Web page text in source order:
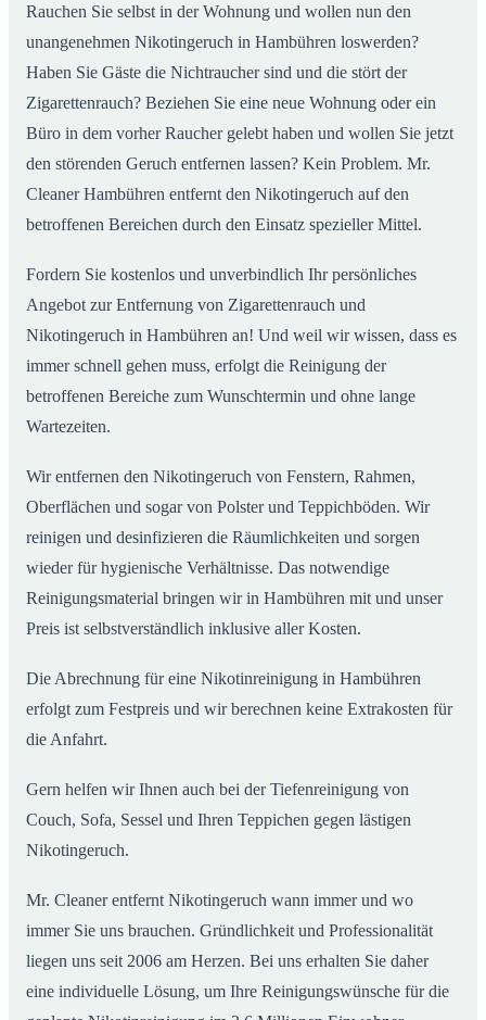
Rauchen Sie selbst in der Wohnung und wollen nun den
unangenehmen Nikotingeruch in Hambühren loswerden?
Haben Sie Gäste die Nichtraucher sind und die stört der
Zigarettenrauch? Beziehen Sie eine neue Wohnung oder ein
Büro in dem vorher Raucher gelebt haben und wollen Sie jetzt
den störenden Geruch entfernen lassen? Kein Problem. Mr.
Cleaner Hambühren entfernt den Nikotingeruch auf den
betroffenen Bereichen durch den Einsatz spezieller Mittel.
Fordern Sie kostenlos und unverbindlich Ihr persönliches
Angebot zur Entfernung von Zigarettenrauch und
Nikotingeruch in Hambühren an! Und weil wir wissen, dass es
immer schnell gehen muss, erfolgt die Reinigung der
betroffenen Bereiche zum Wunschtermin und ohne lange
Wartezeiten.
Wir entfernen den Nikotingeruch von Fenstern, Rahmen,
Oberflächen und sogar von Polster und Teppichböden. Wir
reinigen und desinfizieren die Räumlichkeiten und sorgen
wieder für hygienische Verhältnisse. Das notwendige
Reinigungsmaterial bringen wir in Hambühren mit und unser
Preis ist selbstverständlich inklusive aller Kosten.
Die Abrechnung für eine Nikotinreinigung in Hambühren
erfolgt zum Festpreis und wir berechnen keine Extrakosten für
die Anfahrt.
Gern helfen wir Ihnen auch bei der Tiefenreinigung von
Couch, Sofa, Sessel und Ihren Teppichen gegen lästigen
Nikotingeruch.
Mr. Cleaner entfernt Nikotingeruch wann immer und wo
immer Sie uns brauchen. Gründlichkeit und Professionalität
liegen uns seit 2006 am Herzen. Bei uns erhalten Sie daher
eine individuelle Lösung, um Ihre Reinigungswünsche für die